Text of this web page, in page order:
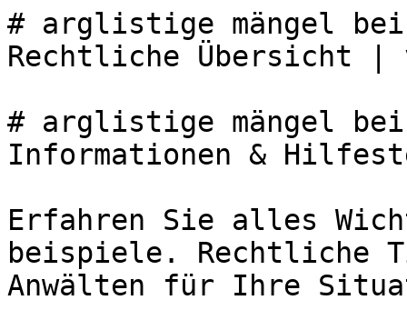
# arglistige mängel
Rechtliche Übersicht |
# arglistige mängel
Informationen &
Erfahren Sie alles
beispiele. Rechtliche
Anwälten für Ihre